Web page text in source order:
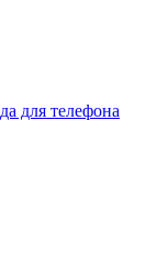
для телефона